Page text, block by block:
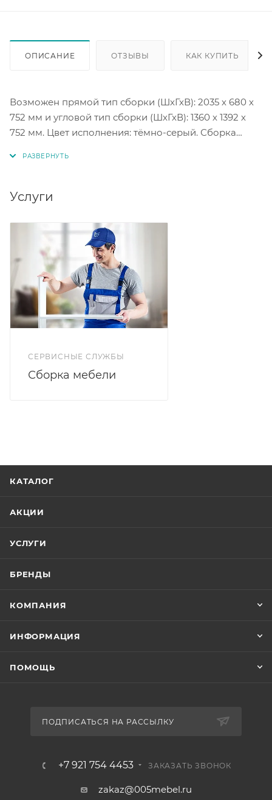
ОПИСАНИЕ ОТЗЫВЫ КАК КУПИТЬ
Возможен прямой тип сборки (ШхГхВ): 2035 х 680 х
752 мм и угловой тип сборки (ШхГхВ): 1360 х 1392 х
752 мм. Цвет исполнения: тёмно-серый. Сборка
Услуги
СЕРВИСНЫЕ СЛУЖБЫ
Сборка мебели
КАТАЛОГ
АКЦИИ
УСЛУГИ
БРЕНДЫ
КОМПАНИЯ
ИНФОРМАЦИЯ
ПОМОЩЬ
ПОДПИСАТЬСЯ НА РАССЫЛКУ
+7 921 754 4453 ЗАКАЗАТЬ ЗВОНОК
zakaz@005mebel.ru